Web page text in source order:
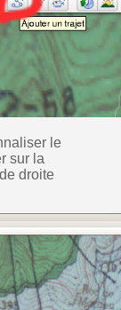
le
sur la
droite